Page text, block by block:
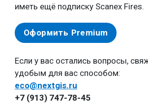
иметь ещё подписку Scanex Fires.
Оформить Premium
Если у вас остались вопросы,
удобым для вас способом:
eco@nextgis.ru
+7 (913) 747-78-45